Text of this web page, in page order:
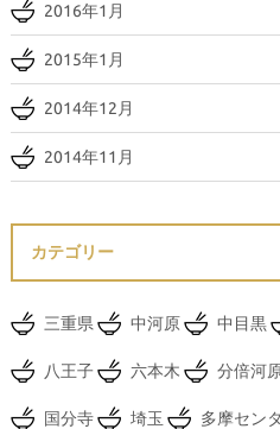
2016年1月
2015年1月
2014年12月
2014年11月
カテゴリー
三重県 中河原 中目黒
八王子 六本木 分倍河
国分寺 埼玉 多摩セン